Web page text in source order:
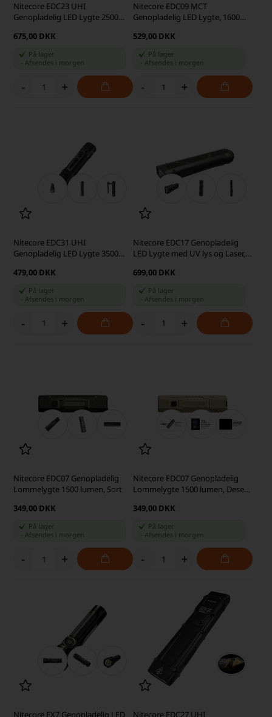
Nitecore EDC23 UHI
Genopladelig LED Lygte 2500
675,00 DKK
På lager
-Afsendes i morgen
- +
Nitecore EDC09 MCT
Genopladelig LED Lygte, 1600
529,00 DKK
På lager
Afsendes i morgen
- +
Nitecore EDC31 UHI
Genopladelig LED Lygte 3500
479,00 DKK
På lager
Afsendes i morgen
- +
Nitecore EDC17 Genopladelig
LED Lygte med UV lys og Laser,
699,00 DKK
På lager
Afsendes i morgen
- +
Nitecore EDC07 Genopladelig
Lommelygte 1500 lumen, Sort
349,00 DKK
På lager
-Afsendes i morgen
- +
Nitecore EDC07 Genopladelig
Lommelygte 1500 lumen, Desert
349,00 DKK
På lager
Afsendes i morgen
- +
Nitecore EX7 Genopladelig LED Nitecore EDC27 UHI